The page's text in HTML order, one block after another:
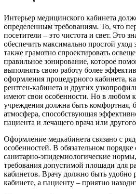
Интерьер медицинского кабинета
определенным требованиям. То, что
посетители – это чистота и свет. Это
обеспечить максимально простой
также грамотно спроектировать
правильное зонирование, которое
выполнять свою работу более
оформления процедурного кабинета,
рентген-кабинета и других
имеют свои особенности. Но в любом
учреждения должна быть комфортная,
атмосфера, способствующая
пациента и лечащего врача или
Оформление медкабинета связано с
особенностей. В обязательном
санитарно-эпидемиологические
требования допустимой площади для
кабинетов. Врачу должно быть удобно
кабинете, а пациенту – приятно